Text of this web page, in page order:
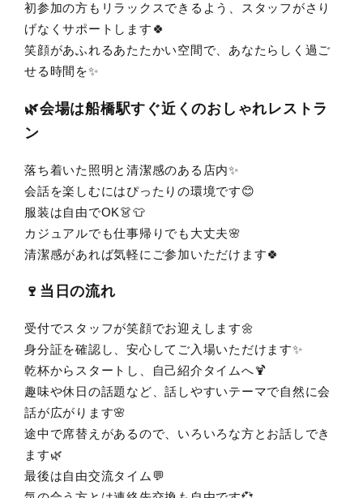
初参加の方もリラックスできるよう、スタッフがさり
げなくサポートします🍀
笑顔があふれるあたたかい空間で、あなたらしく過ご
せる時間を✨
🌿会場は船橋駅すぐ近くのおしゃれレストラ
ン
落ち着いた照明と清潔感のある店内✨
会話を楽しむにはぴったりの環境です😊
服装は自由でOK👗👕
カジュアルでも仕事帰りでも大丈夫🌸
清潔感があれば気軽にご参加いただけます🍀
🍷当日の流れ
受付でスタッフが笑顔でお迎えします🌼
身分証を確認し、安心してご入場いただけます✨
乾杯からスタートし、自己紹介タイムへ🍹
趣味や休日の話題など、話しやすいテーマで自然に会
話が広がります🌸
途中で席替えがあるので、いろいろな方とお話しでき
ます🌿
最後は自由交流タイム💬